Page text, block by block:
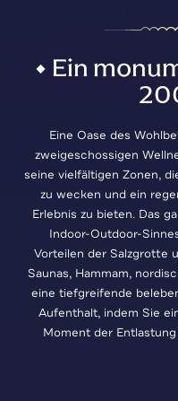
• Ein
Eine Oase des
zweigeschossigen
seine vielfältigen Zonen,
zu wecken und ein
Erlebnis zu bieten. Das
Indoor-Outdoor-
Vorteilen der Salzgrotte
Saunas, Hammam,
eine tiefgreifende
Aufenthalt, indem Sie
Moment der